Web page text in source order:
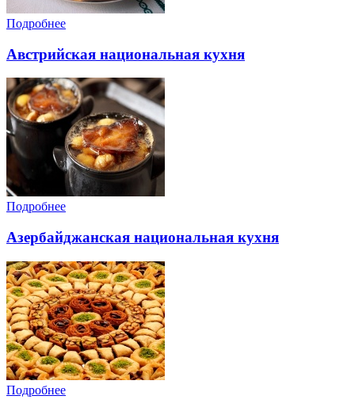
Подробнее
Австрийская национальная кухня
Подробнее
Азербайджанская национальная кухня
Подробнее